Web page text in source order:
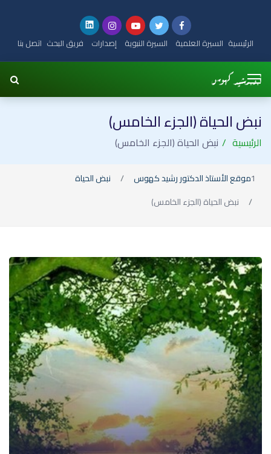
الرئيسية السيرة العلمية السيرة النبوية إصدارات فريق البحث اتصل بنا
نبض الحياة (الجزء الخامس)
الرئيسية نبض الحياة (الجزء الخامس)
موقع الأستاذ الدكتور رشيد كهوس
نبض الحياة
نبض الحياة (الجزء الخامس)